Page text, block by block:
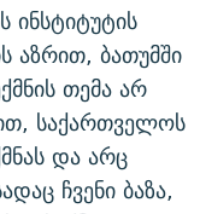
ინსტიტუტის
აზრით, ბათუმში
თემა არ
საქართველოს
და არც
ჩვენი ბაზა,